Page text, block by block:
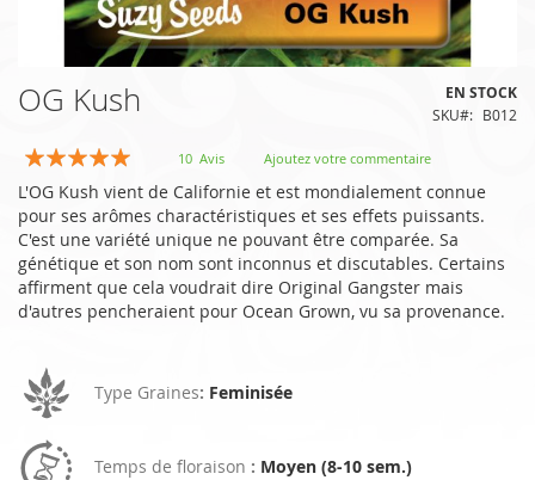
OG Kush EN STOCK
SKU B012
Évaluation:
98
% of100
10 Avis Ajoutez votre commentaire
L'OG Kush vient de Californie et est mondialement connue
pour ses arômes charactéristiques et ses effets puissants.
C'est une variété unique ne pouvant être comparée. Sa
génétique et son nom sont inconnus et discutables. Certains
affirment que cela voudrait dire Original Gangster mais
d'autres pencheraient pour Ocean Grown, vu sa provenance.
Type Graines: Feminisée
Temps de floraison : Moyen (8-10 sem.)
to
beginning
of
the
images
gallery